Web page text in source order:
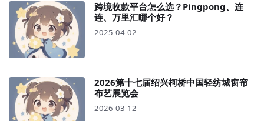
跨境收款平台怎么选？Pingpong、连
连、万里汇哪个好？
2025-04-02
2026第十七届绍兴柯桥中国轻纺城窗帘
布艺展览会
2026-03-12